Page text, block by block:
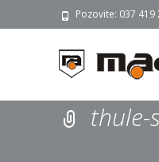
Pozovite: 037 419
thule-